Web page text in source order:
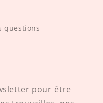
questions
pour être